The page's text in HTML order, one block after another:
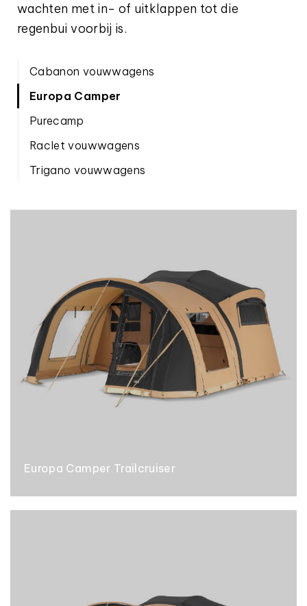
wachten met in- of uitklappen tot die
regenbui voorbij is.
Cabanon vouwwagens
Europa Camper
Purecamp
Raclet vouwwagens
Trigano vouwwagens
Europa Camper Trailcruiser